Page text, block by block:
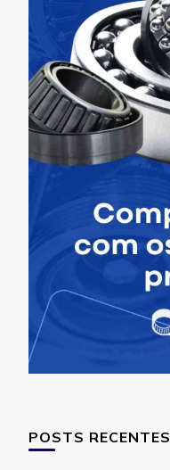
POSTS RECENTES